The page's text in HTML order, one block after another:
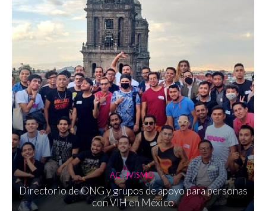
ACTIVISMO
Directorio de ONG y grupos de apoyo para personas
con VIH en México